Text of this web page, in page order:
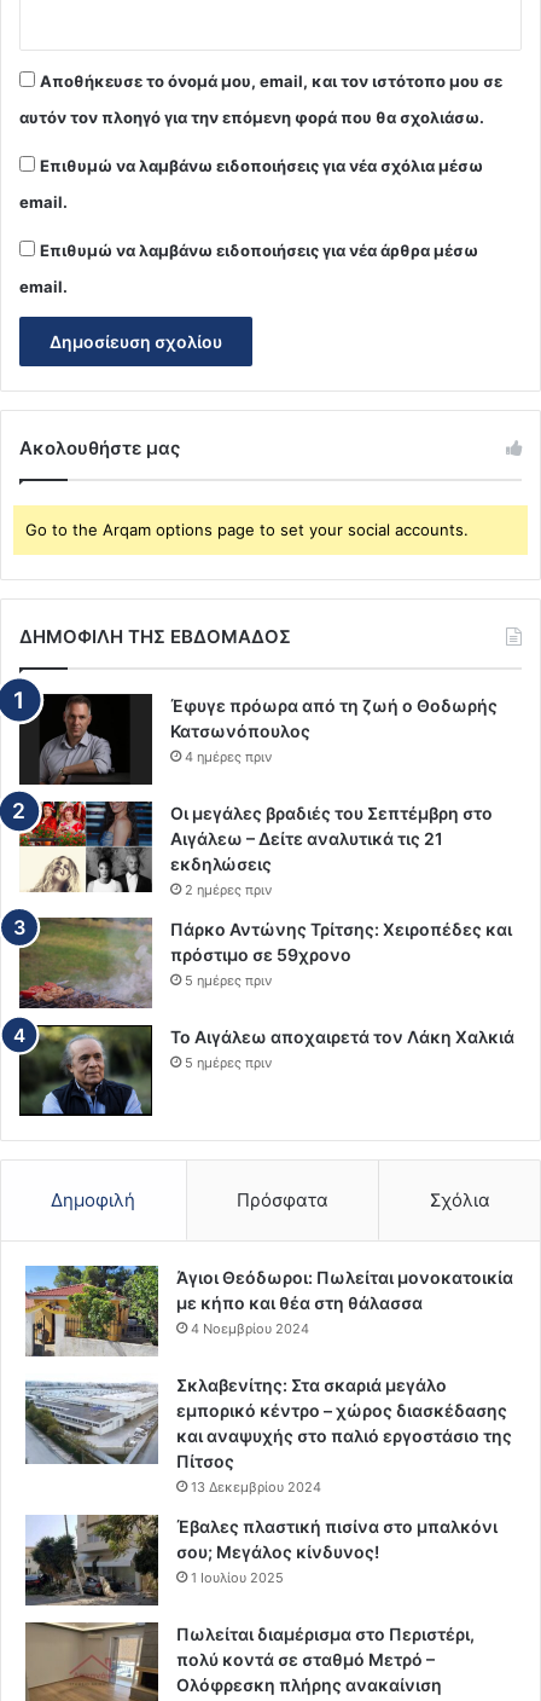
Αποθήκευσε το όνομά μου, email, και τον ιστότοπο μου σε
αυτόν τον πλοηγό για την επόμενη φορά που θα σχολιάσω.
Επιθυμώ να λαμβάνω ειδοποιήσεις για νέα σχόλια μέσω
email.
Επιθυμώ να λαμβάνω ειδοποιήσεις για νέα άρθρα μέσω
email.
Ακολουθήστε μας
Go to the Arqam options page to set your social accounts.
ΔΗΜΟΦΙΛΗ ΤΗΣ ΕΒΔΟΜΑΔΟΣ
Έφυγε πρόωρα από τη ζωή ο Θοδωρής
Κατσωνόπουλος
4 ημέρες πριν
Οι μεγάλες βραδιές του Σεπτέμβρη στο
Αιγάλεω – Δείτε αναλυτικά τις 21
εκδηλώσεις
2 ημέρες πριν
Πάρκο Αντώνης Τρίτσης: Χειροπέδες και
πρόστιμο σε 59χρονο
5 ημέρες πριν
Το Αιγάλεω αποχαιρετά τον Λάκη Χαλκιά
5 ημέρες πριν
Δημοφιλή Πρόσφατα Σχόλια
Άγιοι Θεόδωροι: Πωλείται μονοκατοικία
με κήπο και θέα στη θάλασσα
4 Νοεμβρίου 2024
Σκλαβενίτης: Στα σκαριά μεγάλο
εμπορικό κέντρο – χώρος διασκέδασης
και αναψυχής στο παλιό εργοστάσιο της
Πίτσος
13 Δεκεμβρίου 2024
Έβαλες πλαστική πισίνα στο μπαλκόνι
σου; Μεγάλος κίνδυνος!
1 Ιουλίου 2025
Πωλείται διαμέρισμα στο Περιστέρι,
πολύ κοντά σε σταθμό Μετρό –
Ολόφρεσκη πλήρης ανακαίνιση